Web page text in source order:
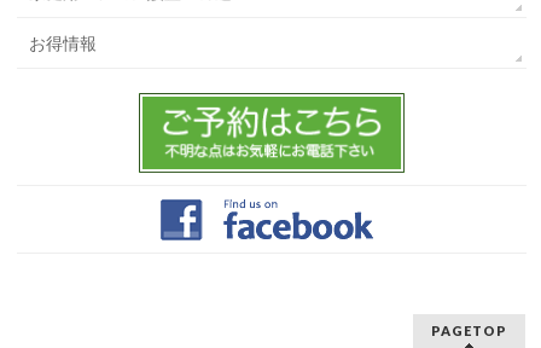
お得情報
PAGETOP